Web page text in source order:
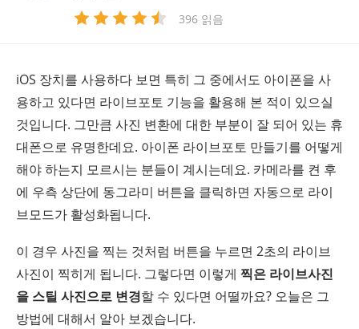
396 읽음
iOS 장치를 사용하다 보면 특히 그 중에서도 아이폰을 사
용하고 있다면 라이브포토 기능을 활용해 본 적이 있으실
것입니다. 그만큼 사진 변환에 대한 부분이 잘 되어 있는 휴
대폰으로 유명한데요. 아이폰 라이브포토 만들기를 어떻게
해야 하는지 모르시는 분들이 계시는데요. 카메라를 켠 후
에 우측 상단에 동그라미 버튼을 클릭하면 자동으로 라이
브모드가 활성화됩니다.
이 경우 사진을 찍는 것처럼 버튼을 누르면 2초의 라이브
사진이 찍히게 됩니다. 그렇다면 이렇게 찍은 라이브사진
을 스틸 사진으로 변경할 수 있다면 어떨까요? 오늘은 그
방법에 대해서 알아 보겠습니다.